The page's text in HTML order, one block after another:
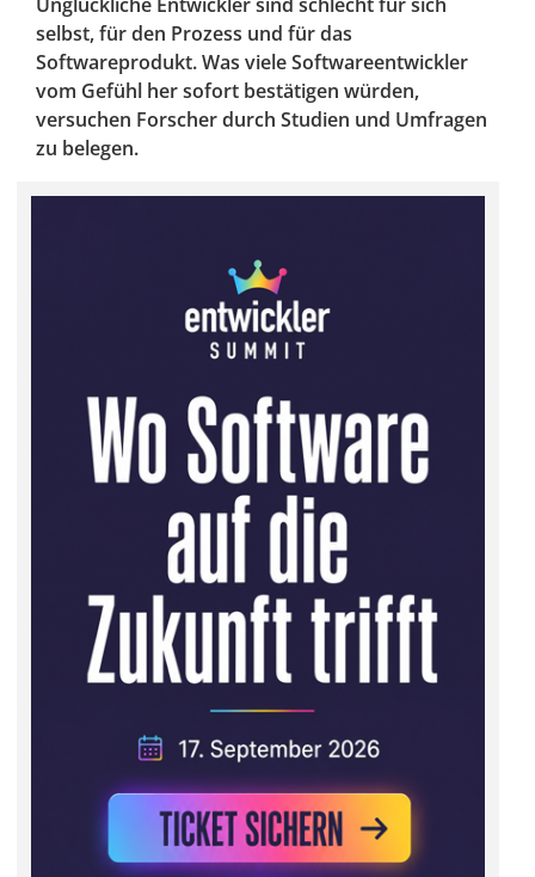
selbst, für den Prozess und für das
Softwareprodukt. Was viele Softwareentwickler
vom Gefühl her sofort bestätigen würden,
versuchen Forscher durch Studien und Umfragen
zu belegen.